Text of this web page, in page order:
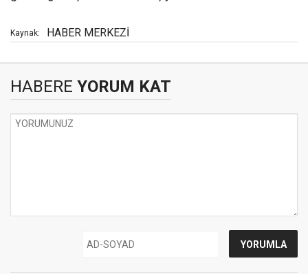
Kaynak: HABER MERKEZİ
HABERE YORUM KAT